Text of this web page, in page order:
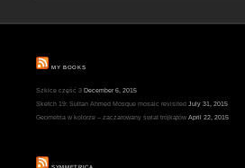
MY BOOKS
Szkice część 3 December 6, 2015
Sketch 19: Sultan Ahmed Mosque mosaic revisited July 31, 2015
Geometria w kolorze – zaczarowany świat trójkątów April 22, 2015
SYMMETRICA